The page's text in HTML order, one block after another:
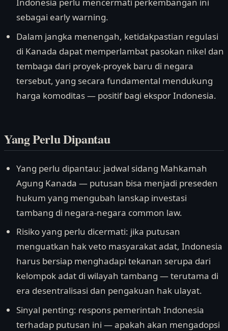
Indonesia perlu mencermati perkembangan ini
sebagai early warning.
Dalam jangka menengah, ketidakpastian regulasi
di Kanada dapat memperlambat pasokan nikel dan
tembaga dari proyek-proyek baru di negara
tersebut, yang secara fundamental mendukung
harga komoditas — positif bagi ekspor Indonesia.
Yang Perlu Dipantau
Yang perlu dipantau: jadwal sidang Mahkamah
Agung Kanada — putusan bisa menjadi preseden
hukum yang mengubah lanskap investasi
tambang di negara-negara common law.
Risiko yang perlu dicermati: jika putusan
menguatkan hak veto masyarakat adat, Indonesia
harus bersiap menghadapi tekanan serupa dari
kelompok adat di wilayah tambang — terutama di
era desentralisasi dan pengakuan hak ulayat.
Sinyal penting: respons pemerintah Indonesia
terhadap putusan ini — apakah akan mengadopsi